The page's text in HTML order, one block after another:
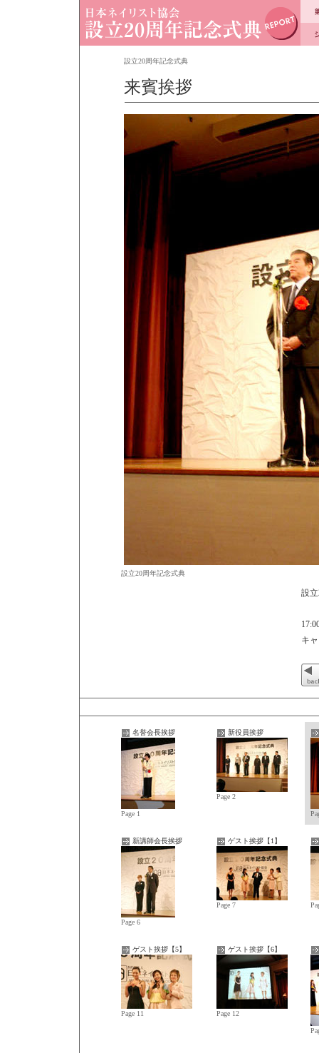
設立20周年記念式典
来賓挨拶
設立20周年記念式典
設
キ
名誉会長挨拶
Page 1
新役員挨拶
Page 2
新講師会長挨拶
Page 6
ゲスト挨拶【1】
Page 7
ゲスト挨拶【5】
Page 11
ゲスト挨拶【6】
Page 12